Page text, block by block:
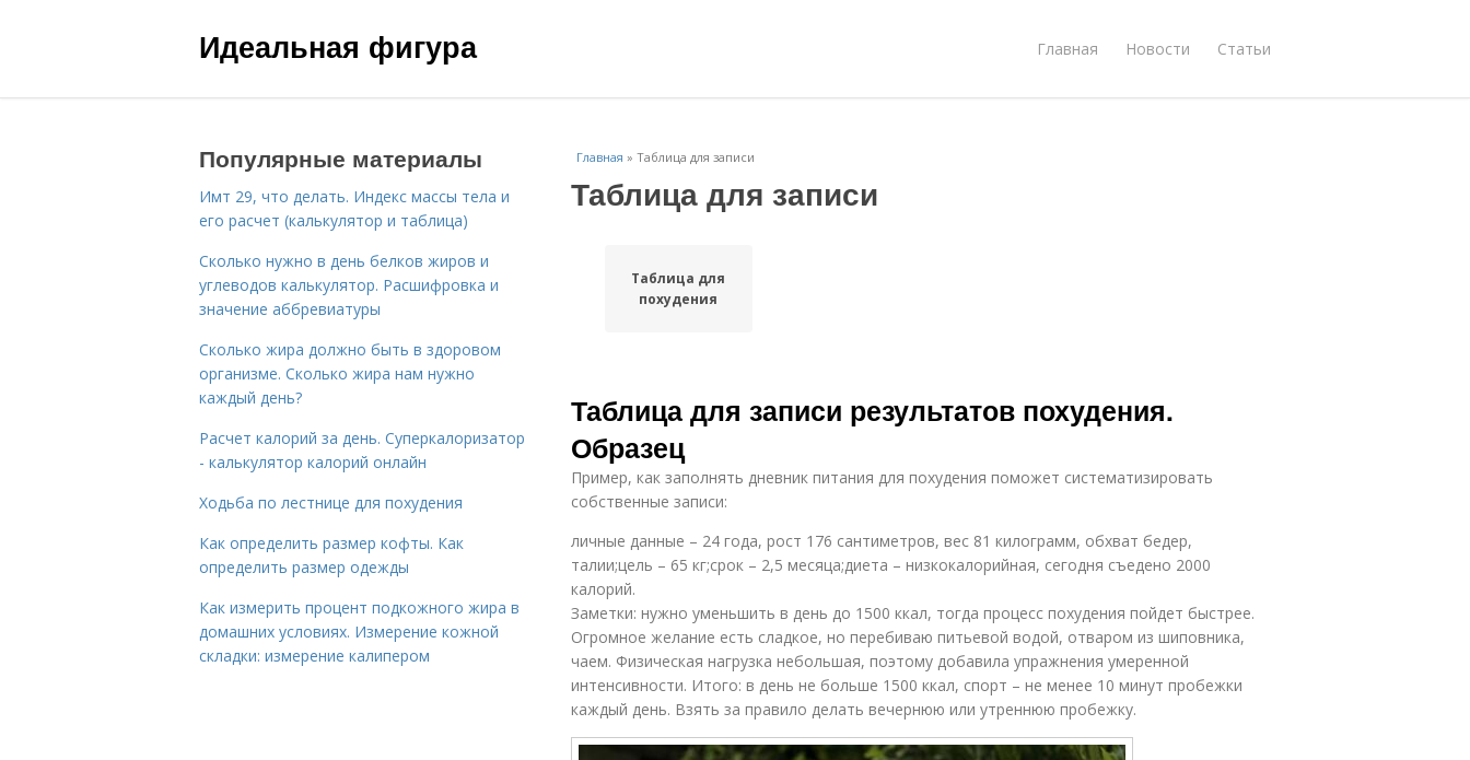
Идеальная фигура Главная Новости Статьи
Главная » Таблица для записи
Таблица для записи
Таблица для
похудения
Таблица для записи результатов похудения.
Образец
Пример, как заполнять дневник питания для похудения поможет систематизировать
собственные записи:
личные данные – 24 года, рост 176 сантиметров, вес 81 килограмм, обхват бедер,
талии;цель – 65 кг;срок – 2,5 месяца;диета – низкокалорийная, сегодня съедено 2000
калорий.
Заметки: нужно уменьшить в день до 1500 ккал, тогда процесс похудения пойдет быстрее.
Огромное желание есть сладкое, но перебиваю питьевой водой, отваром из шиповника,
чаем. Физическая нагрузка небольшая, поэтому добавила упражнения умеренной
интенсивности. Итого: в день не больше 1500 ккал, спорт – не менее 10 минут пробежки
каждый день. Взять за правило делать вечернюю или утреннюю пробежку.
Популярные материалы
Имт 29, что делать. Индекс массы тела и
его расчет (калькулятор и таблица)
Сколько нужно в день белков жиров и
углеводов калькулятор. Расшифровка и
значение аббревиатуры
Сколько жира должно быть в здоровом
организме. Сколько жира нам нужно
каждый день?
Расчет калорий за день. Суперкалоризатор
- калькулятор калорий онлайн
Ходьба по лестнице для похудения
Как определить размер кофты. Как
определить размер одежды
Как измерить процент подкожного жира в
домашних условиях. Измерение кожной
складки: измерение калипером